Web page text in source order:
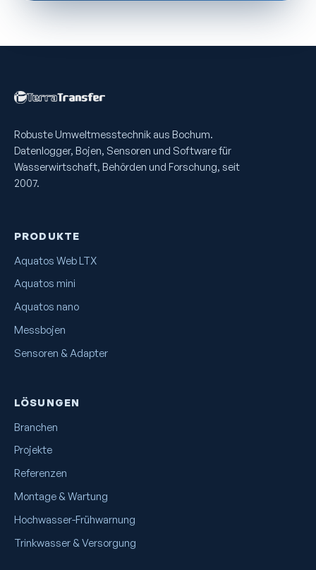
Robuste Umweltmess­technik aus Bochum.
Datenlogger, Bojen, Sensoren und Software für
Wasserwirtschaft, Behörden und Forschung, seit
2007.
PRODUKTE
Aquatos Web LTX
Aquatos mini
Aquatos nano
Messbojen
Sensoren & Adapter
LÖSUNGEN
Branchen
Projekte
Referenzen
Montage & Wartung
Hochwasser-Frühwarnung
Trinkwasser & Versorgung